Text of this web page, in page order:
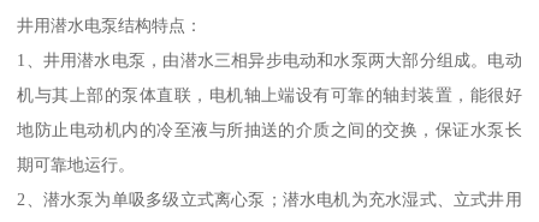
井用潜水电泵结构特点：
1、井用潜水电泵，由潜水三相异步电动和水泵两大部分组成。电动
机与其上部的泵体直联，电机轴上端设有可靠的轴封装置，能很好
地防止电动机内的冷至液与所抽送的介质之间的交换，保证水泵长
期可靠地运行。
2、潜水泵为单吸多级立式离心泵；潜水电机为充水湿式、立式井用